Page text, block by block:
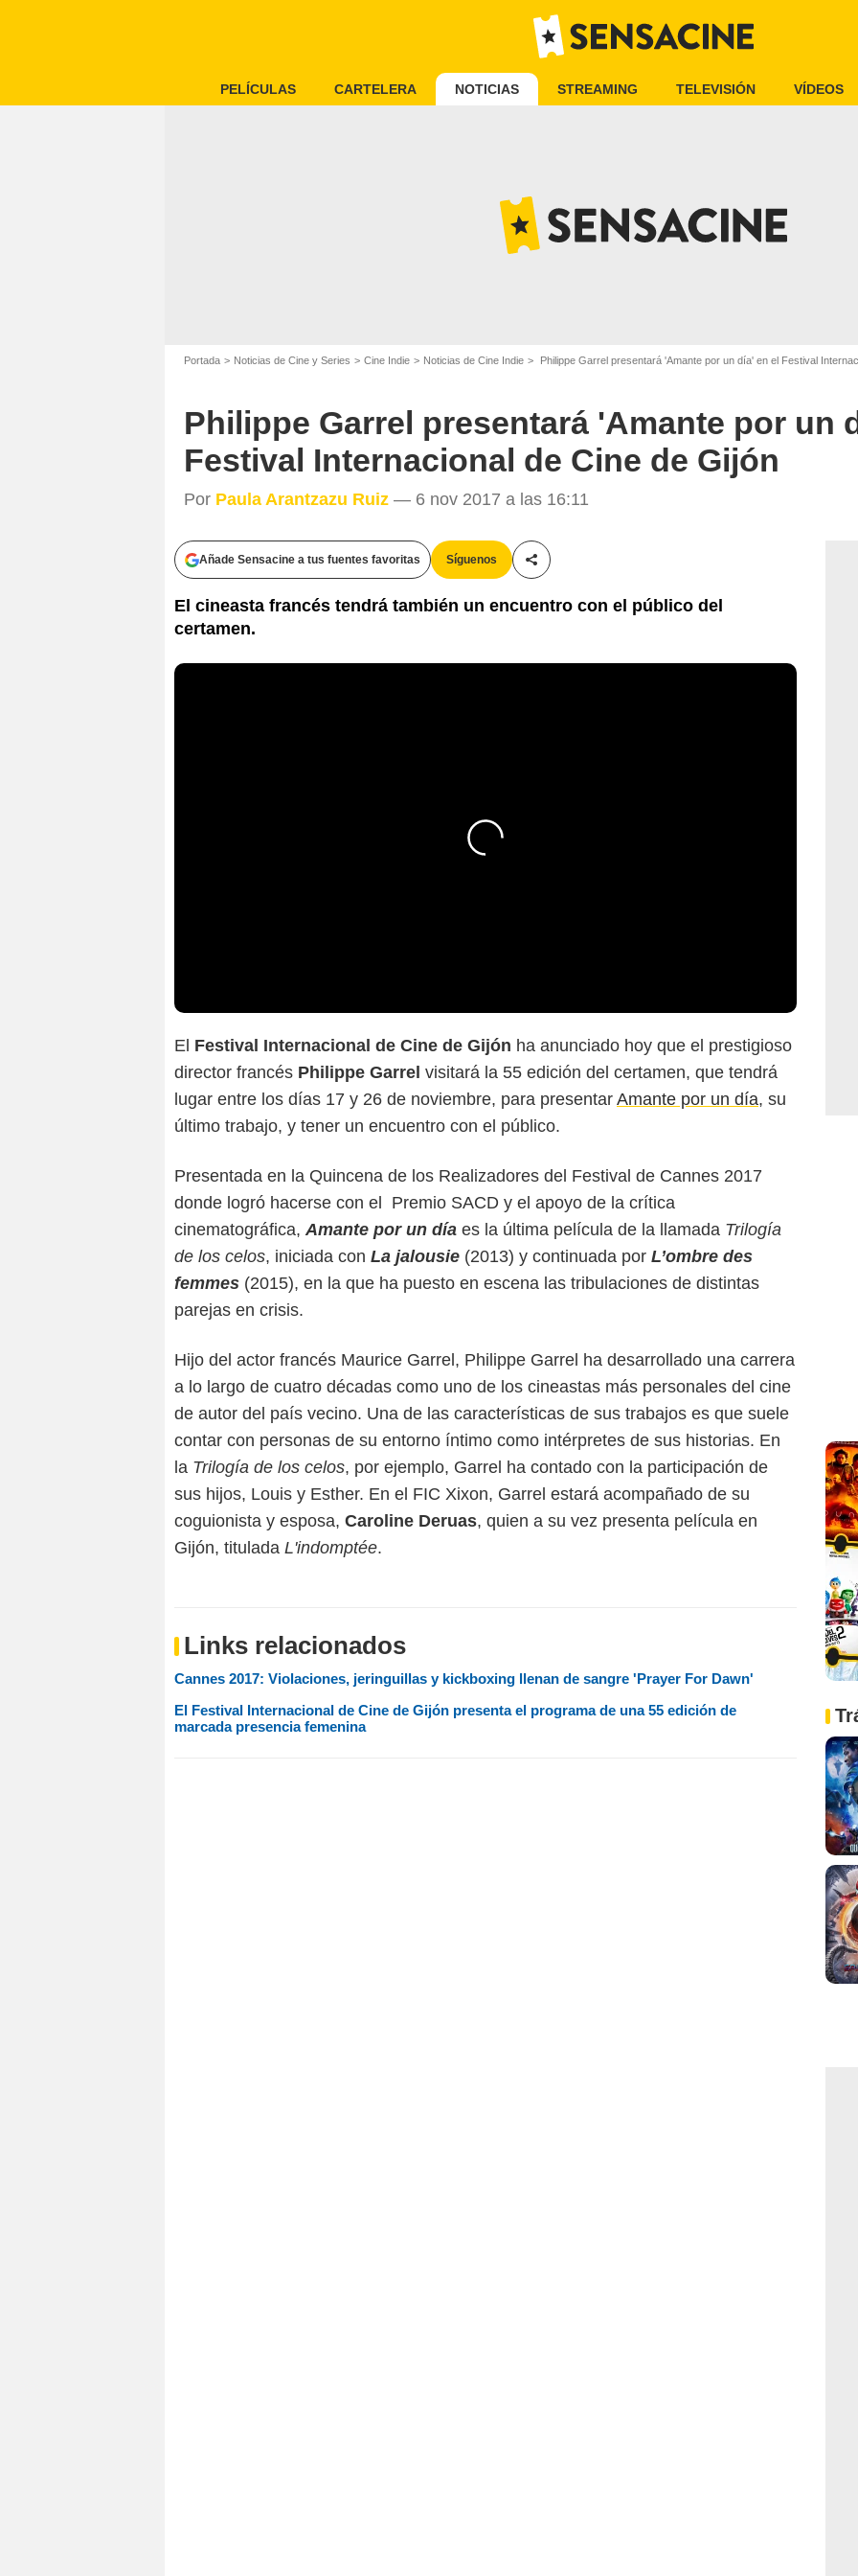
PELÍCULAS CARTELERA NOTICIAS STREAMING TELEVISIÓN VÍDEOS
Portada Noticias de Cine y Series Cine Indie Noticias de Cine Indie Philippe Garrel presentará 'Amante por un día' en el Festival
Philippe Garrel presentará 'Amante por un
Festival Internacional de Cine de Gijón
Por Paula Arantzazu Ruiz — 6 nov 2017 a las 16:11
Añade Sensacine a tus fuentes favoritas Síguenos
Compartir esta noticia
El cineasta francés tendrá también un encuentro con el público del
certamen.
El Festival Internacional de Cine de Gijón ha anunciado hoy que el prestigioso
director francés Philippe Garrel visitará la 55 edición del certamen, que tendrá
lugar entre los días 17 y 26 de noviembre, para presentar Amante por un día, su
último trabajo, y tener un encuentro con el público.
Presentada en la Quincena de los Realizadores del Festival de Cannes 2017
donde logró hacerse con el Premio SACD y el apoyo de la crítica
cinematográfica,Amante por un día es la última película de la llamada Trilogía
de los celos, iniciada con La jalousie (2013) y continuada por L’ombre des
femmes (2015), en la que ha puesto en escena las tribulaciones de distintas
parejas en crisis.
Hijo del actor francés Maurice Garrel, Philippe Garrel ha desarrollado una carrera
a lo largo de cuatro décadas como uno de los cineastas más personales del cine
de autor del país vecino. Una de las características de sus trabajos es que suele
contar con personas de su entorno íntimo como intérpretes de sus historias. En
la Trilogía de los celos, por ejemplo, Garrel ha contado con la participación de
sus hijos, Louis y Esther. En el FIC Xixon, Garrel estará acompañado de su
coguionista y esposa, Caroline Deruas, quien a su vez presenta película en
Gijón, titulada L'indomptée.
Links relacionados
Cannes 2017: Violaciones, jeringuillas y kickboxing llenan de sangre 'Prayer For Dawn'
El Festival Internacional de Cine de Gijón presenta el programa de una 55 edición de
marcada presencia femenina